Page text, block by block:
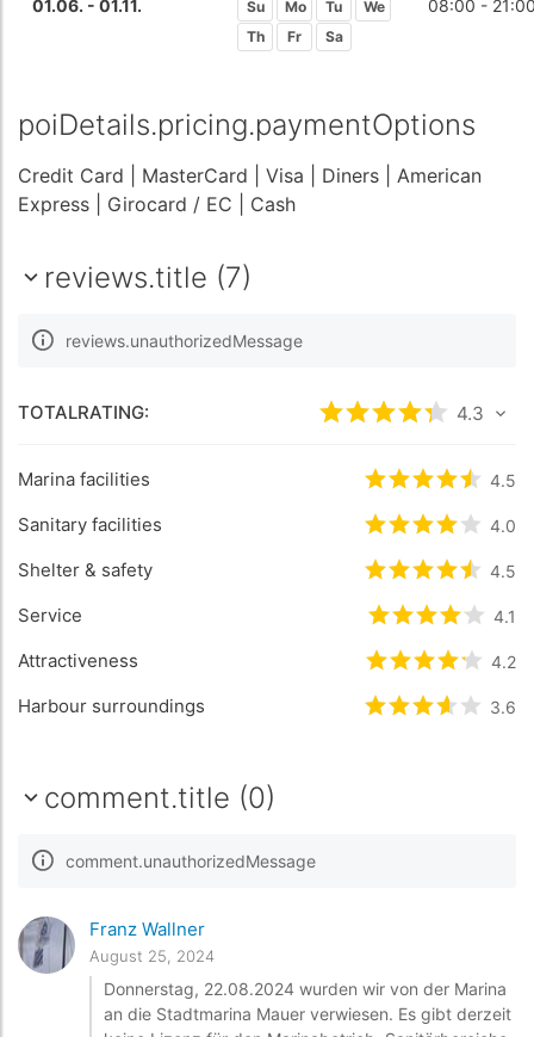
01.06. - 01.11. Su Mo Tu
We
Th
Fr Sa
08:00 -
poiDetails.pricing.paymentOptions
Credit Card | MasterCard | Visa | Diners
| American
Express
| Girocard / EC | Cash
reviews.title (7)
reviews.unauthorizedMessage
TOTALRATING: rating.rated4.3
4.3
Marina facilities rating.rated4.5
Sanitary facilities rating.rated4
4.0
Shelter & safety rating.rated4.5
Service rating.rated4.1
4.1
Attractiveness rating.rated4.2
Harbour surroundings rating.rated3.6
comment.title (0)
comment.unauthorizedMessage
Franz Wallner
August 25, 2024
Donnerstag, 22.08.2024 wurden wir von der Marina
an die Stadtmarina Mauer verwiesen. Es gibt derzeit